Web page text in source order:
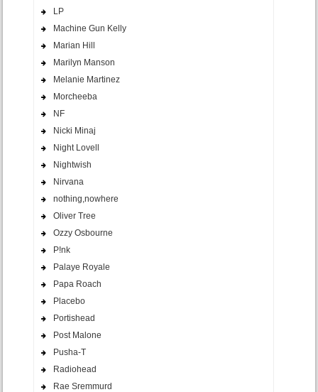
LP
Machine Gun Kelly
Marian Hill
Marilyn Manson
Melanie Martinez
Morcheeba
NF
Nicki Minaj
Night Lovell
Nightwish
Nirvana
nothing,nowhere
Oliver Tree
Ozzy Osbourne
P!nk
Palaye Royale
Papa Roach
Placebo
Portishead
Post Malone
Pusha-T
Radiohead
Rae Sremmurd